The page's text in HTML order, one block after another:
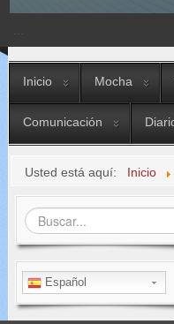
Inicio Mocha
Comunicación
Usted está aquí: Inicio
Buscar...
Español